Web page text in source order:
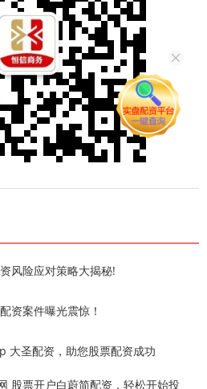
风险应对策略大揭秘!
资案件曝光震惊！
大圣配资，助您股票配资成功
股票开户白蔚简配资，轻松开始投